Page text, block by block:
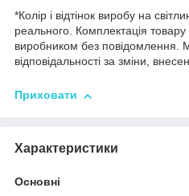
*Колір і відтінок виробу на
реального. Комплектація
виробником без повідомлення.
відповідальності за зміни,
Приховати
Характеристики
Основні